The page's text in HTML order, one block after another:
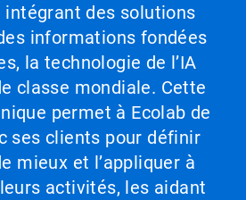
intégrant des solutions
informations fondées
la technologie de l’IA
classe mondiale. Cette
permet à Ecolab de
ses clients pour définir
mieux et l’appliquer à
activités, les aidant